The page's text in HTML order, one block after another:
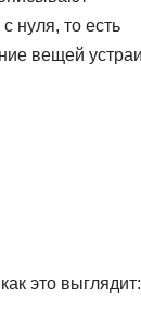
нуля, то есть
вещей
это выглядит: